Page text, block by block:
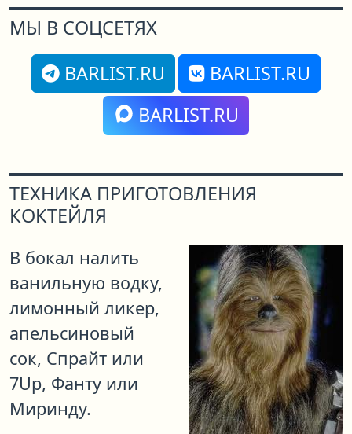
МЫ В СОЦСЕТЯХ
BARLIST.RU
BARLIST.RU
BARLIST.RU
ТЕХНИКА ПРИГОТОВЛЕНИЯ
КОКТЕЙЛЯ
В бокал налить
ванильную водку,
лимонный ликер,
апельсиновый
сок, Спрайт или
7Up, Фанту или
Миринду.